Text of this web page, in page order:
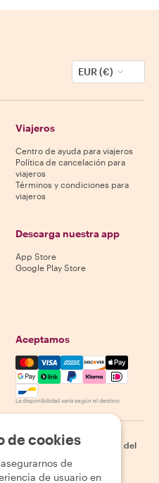
EUR (€)
Viajeros
Centro de ayuda para viajeros
Política de cancelación para
viajeros
Términos y condiciones para
viajeros
Descarga nuestra app
App Store
Google Play Store
Aceptamos
Mastercard, Visa, Amex,
La disponibilidad varía según el destino
privacidad | Cookies
Mapa del
de cookies
de
de usuario en